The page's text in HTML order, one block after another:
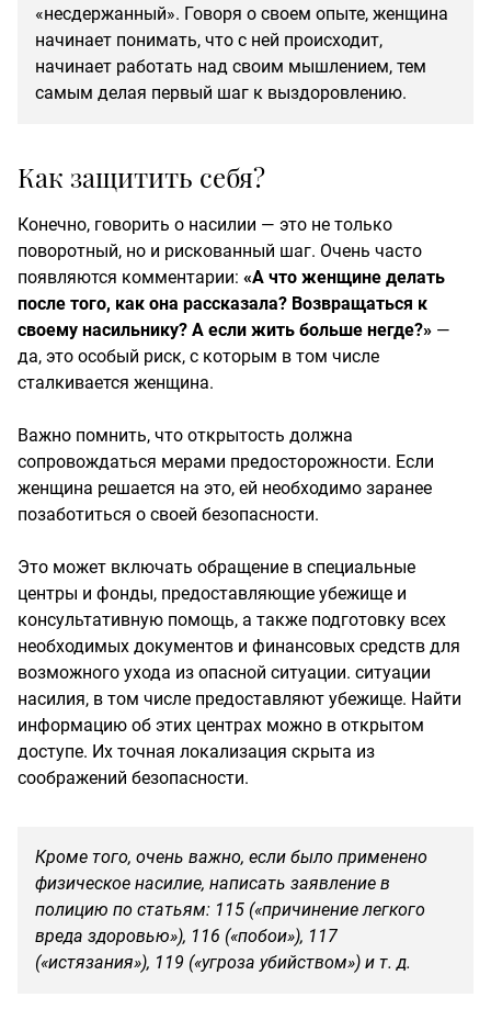
«несдержанный». Говоря о своем опыте, женщина
начинает понимать, что с ней происходит,
начинает работать над своим мышлением, тем
самым делая первый шаг к выздоровлению.
Как защитить себя?
Конечно, говорить о насилии — это не только
поворотный, но и рискованный шаг. Очень часто
появляются комментарии: «А что женщине делать
после того, как она рассказала? Возвращаться к
своему насильнику? А если жить больше негде?» —
да, это особый риск, с которым в том числе
сталкивается женщина.
Важно помнить, что открытость должна
сопровождаться мерами предосторожности. Если
женщина решается на это, ей необходимо заранее
позаботиться о своей безопасности.
Это может включать обращение в специальные
центры и фонды, предоставляющие убежище и
консультативную помощь, а также подготовку всех
необходимых документов и финансовых средств для
возможного ухода из опасной ситуации. ситуации
насилия, в том числе предоставляют убежище. Найти
информацию об этих центрах можно в открытом
доступе. Их точная локализация скрыта из
соображений безопасности.
Кроме того, очень важно, если было применено
физическое насилие, написать заявление в
полицию по статьям: 115 («причинение легкого
вреда здоровью»), 116 («побои»), 117
(«истязания»), 119 («угроза убийством») и т. д.